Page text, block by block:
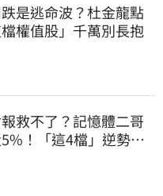
是逃命波？杜金龍點
權值股」千萬別長抱
救不了？記憶體二哥
！「這4檔」逆勢上